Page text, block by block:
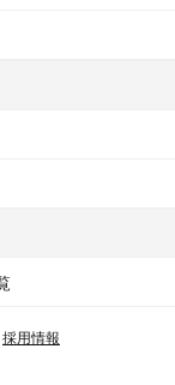
採用情報